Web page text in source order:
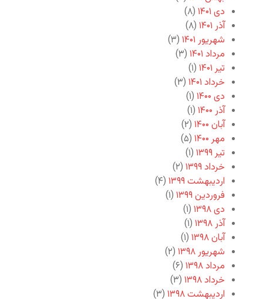
دی ۱۴۰۱
(۸)
آذر ۱۴۰۱
(۸)
شهریور ۱۴۰۱
(۳)
مرداد ۱۴۰۱
(۳)
تیر ۱۴۰۱
(۱)
خرداد ۱۴۰۱
(۳)
دی ۱۴۰۰
(۱)
آذر ۱۴۰۰
(۱)
آبان ۱۴۰۰
(۲)
مهر ۱۴۰۰
(۵)
تیر ۱۳۹۹
(۱)
خرداد ۱۳۹۹
(۲)
اردیبهشت ۱۳۹۹
(۴)
فروردین ۱۳۹۹
(۱)
دی ۱۳۹۸
(۱)
آذر ۱۳۹۸
(۱)
آبان ۱۳۹۸
(۱)
شهریور ۱۳۹۸
(۲)
مرداد ۱۳۹۸
(۶)
خرداد ۱۳۹۸
(۳)
اردیبهشت ۱۳۹۸
(۳)